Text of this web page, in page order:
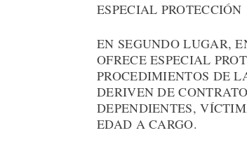
ESPECIAL PROTECCIÓN
EN SEGUNDO LUGAR,
OFRECE ESPECIAL
PROCEDIMIENTOS DE
DERIVEN DE
DEPENDIENTES,
EDAD A CARGO.